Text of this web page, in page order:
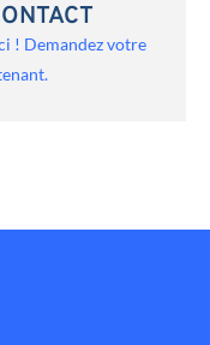
! Demandez votre